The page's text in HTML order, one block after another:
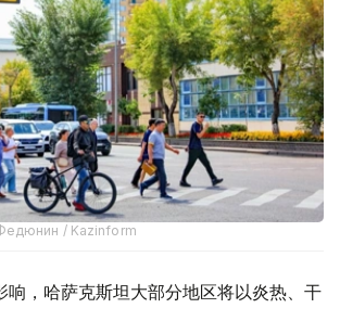
/ Kazinform
响，哈萨克斯坦大部分地区将以炎热、干